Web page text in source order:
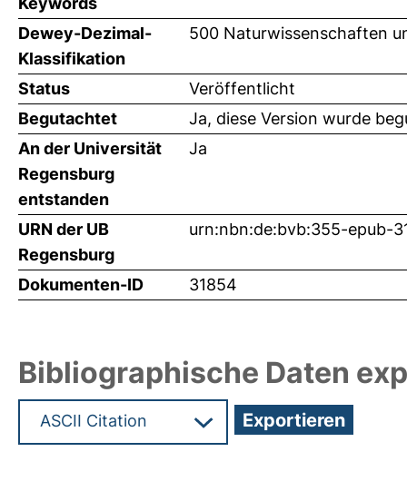
Dewey-Dezimal-
Klassifikation
500 Naturwissenschaften
Status
Veröffentlicht
Begutachtet
Ja, diese Version wurde
An der Universität
Regensburg
entstanden
Ja
URN der UB
Regensburg
urn:nbn:de:bvb:355-epub-
Dokumenten-ID 31854
Bibliographische Daten